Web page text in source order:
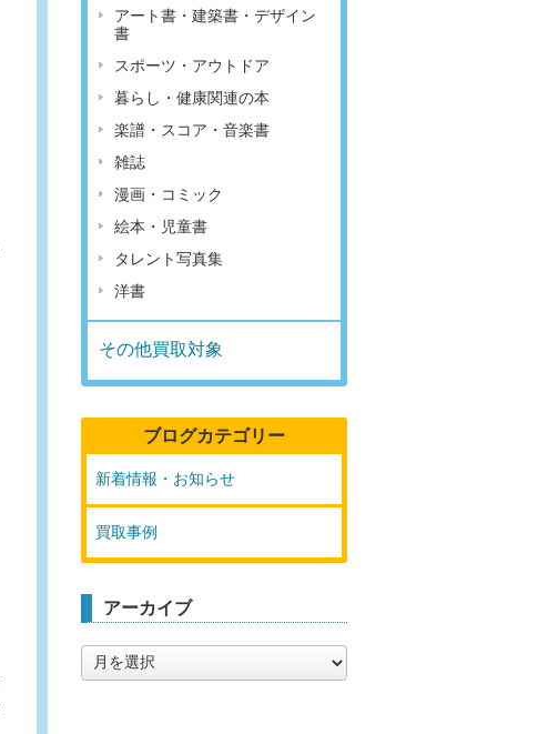
アート書・建築書・デザイン
書
スポーツ・アウトドア
暮らし・健康関連の本
楽譜・スコア・音楽書
雑誌
漫画・コミック
絵本・児童書
タレント写真集
洋書
その他買取対象
ブログカテゴリー
新着情報・お知らせ
買取事例
アーカイブ
ー